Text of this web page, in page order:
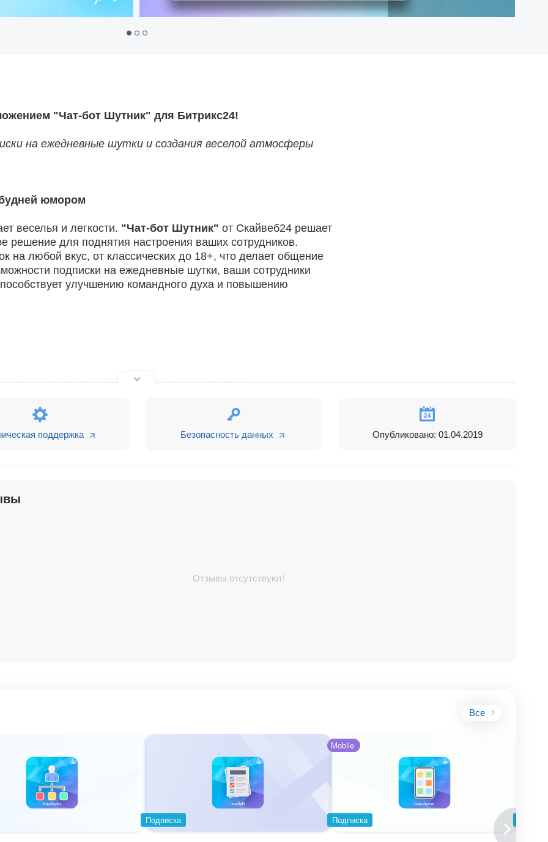
"Чат-бот Шутник" для Битрикс24!
на ежедневные шутки и создания веселой атмосферы
юмором
веселья и легкости. "Чат-бот Шутник" от Скайвеб24 решает
решение для поднятия настроения ваших сотрудников.
на любой вкус, от классических до 18+, что делает общение
подписки на ежедневные шутки, ваши сотрудники
улучшению командного духа и повышению
из категории 18+ (в пределах разумного).
уже сейчас и поднимите настроение своей команде!
поддержка Безопасность данных Опубликовано: 01.04.2019
Отзывы отсутствуют!
Все
Подписка
Mobile
Подписка